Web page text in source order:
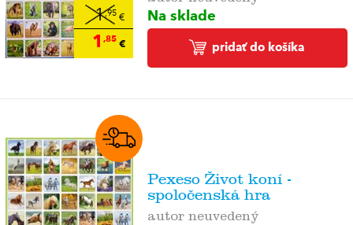
1,95€
1 ,85€
Na sklade
pridať do košíka
Pexeso Život koní -
spoločenská hra
autor neuvedený